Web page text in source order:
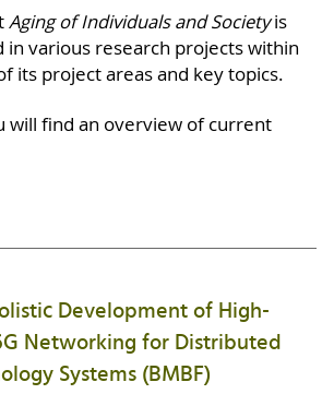
Aging of Individuals and Societyis
in various research projects within
its project areas and key topics.
will find an overview of current
Development of High-
Networking for Distributed
Systems (BMBF)